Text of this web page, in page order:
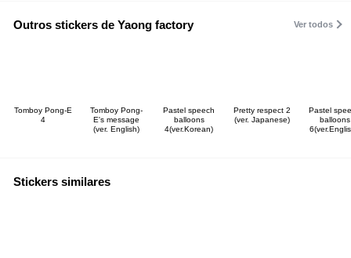
Outros stickers de Yaong factory Ver todos
Tomboy Pong-E
4
Tomboy Pong-
E's message
(ver. English)
Pastel speech
balloons
4(ver.Korean)
Pretty respect 2
(ver. Japanese)
Pastel
balloons
Stickers similares